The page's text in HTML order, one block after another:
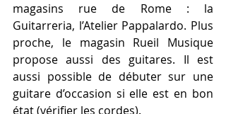
magasins rue de Rome : la
Guitarreria, l’Atelier Pappalardo. Plus
proche, le magasin Rueil Musique
propose aussi des guitares. Il est
aussi possible de débuter sur une
guitare d’occasion si elle est en bon
état (vérifier les cordes).